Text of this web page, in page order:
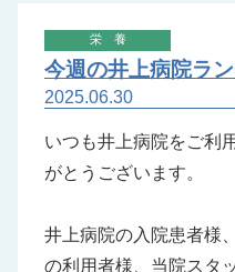
栄養
今週の井上病院ラ
2025.06.30
いつも井上病院をご利
がとうございます。
井上病院の入院患者様、
の利用者様、当院スタ